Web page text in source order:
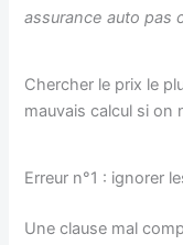
assurance auto pas
Chercher le prix le
mauvais calcul si on
Erreur n°1 : ignorer
Une clause mal